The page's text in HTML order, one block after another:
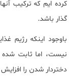
کرده ایم که ترکیب
گذار باشد.
باوجود اینکه رژیم
دختردار شدن را